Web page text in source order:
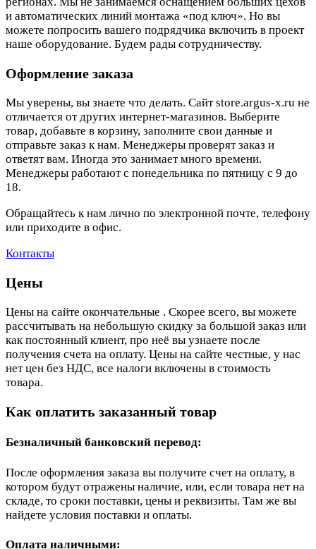
и автоматических линий монтажа «под ключ». Но вы
можете попросить вашего подрядчика включить в проект
наше оборудование. Будем рады сотрудничеству.
Оформление заказа
Мы уверены, вы знаете что делать. Сайт store.argus-x.ru не
отличается от других интернет-магазинов. Выберите
товар, добавьте в корзину, заполните свои данные и
отправьте заказ к нам. Менеджеры проверят заказ и
ответят вам. Иногда это занимает много времени.
Менеджеры работают с понедельника по пятницу с 9 до
18.
Обращайтесь к нам лично по электронной почте, телефону
или приходите в офис.
Контакты
Цены
Цены на сайте окончательные . Скорее всего, вы можете
рассчитывать на небольшую скидку за большой заказ или
как постоянный клиент, про неё вы узнаете после
получения счета на оплату. Цены на сайте честные, у нас
нет цен без НДС, все налоги включены в стоимость
товара.
Как оплатить заказанный товар
Безналичный банковский перевод:
После оформления заказа вы получите счет на оплату, в
котором будут отражены наличие, или, если товара нет на
складе, то сроки поставки, цены и реквизиты. Там же вы
найдете условия поставки и оплаты.
Оплата наличными: